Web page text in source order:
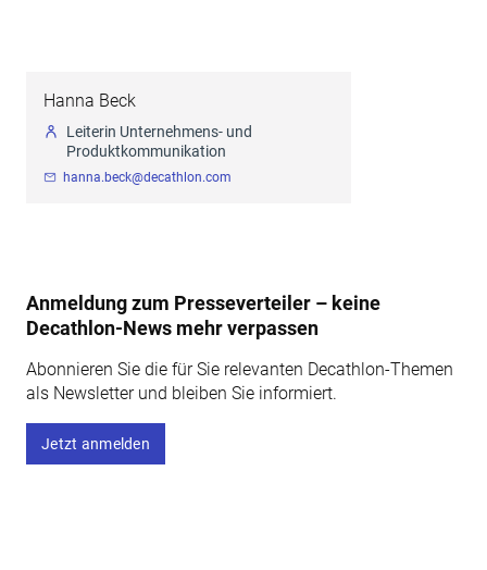
Hanna Beck
Leiterin Unternehmens- und
Produktkommunikation
hanna.beck@decathlon.com
Anmeldung zum Presseverteiler – keine
Decathlon-News mehr verpassen
Abonnieren Sie die für Sie relevanten Decathlon-Themen
als Newsletter und bleiben Sie informiert.
Jetzt anmelden